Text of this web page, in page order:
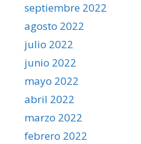
septiembre 2022
agosto 2022
julio 2022
junio 2022
mayo 2022
abril 2022
marzo 2022
febrero 2022